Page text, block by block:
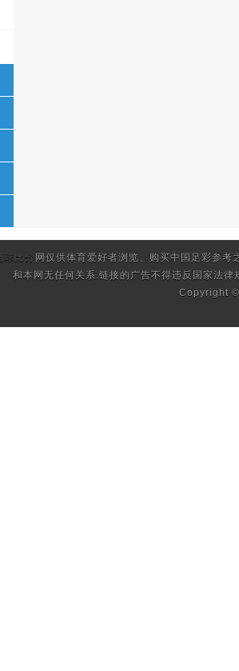
球比分 网仅供体育爱好者浏览、购买中国足彩参
和本网无任何关系.链接的广告不得违反国家法律
Copyright